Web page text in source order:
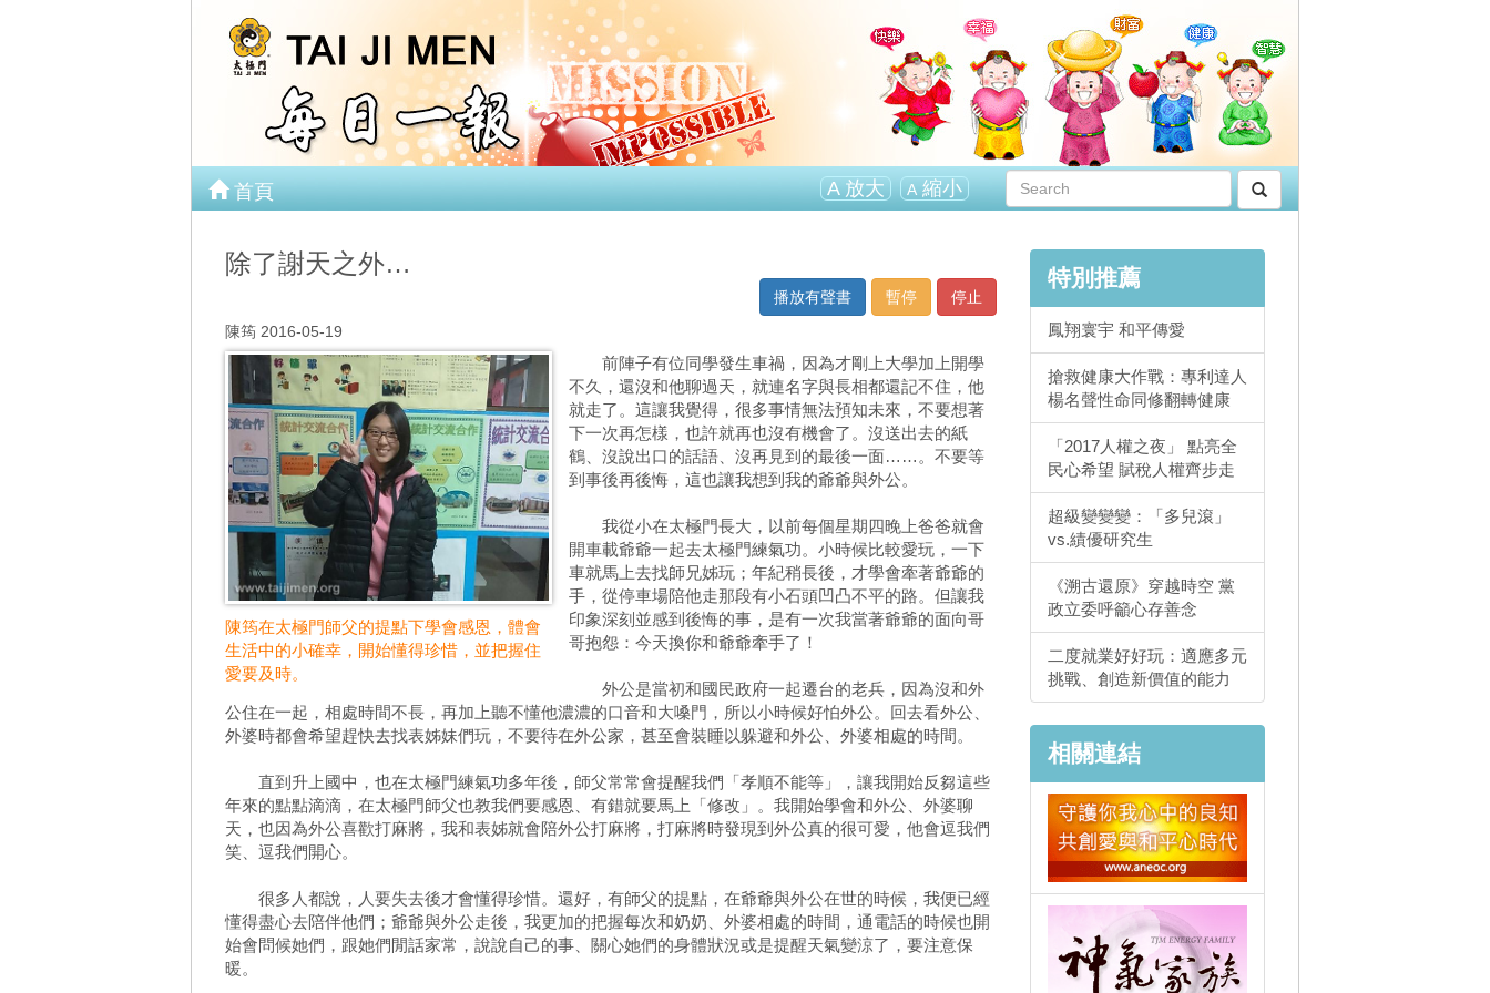
首頁 A放大 A 縮小
除了謝天之外…
停止
暫停
播放有聲書
陳筠 2016-05-19
陳筠在太極門師父的提點下學會感恩，體會
生活中的小確幸，開始懂得珍惜，並把握住
愛要及時。
前陣子有位同學發生車禍，因為才剛上大學加上開學
不久，還沒和他聊過天，就連名字與長相都還記不住，他
就走了。這讓我覺得，很多事情無法預知未來，不要想著
下一次再怎樣，也許就再也沒有機會了。沒送出去的紙
鶴、沒說出口的話語、沒再見到的最後一面……。不要等
到事後再後悔，這也讓我想到我的爺爺與外公。
我從小在太極門長大，以前每個星期四晚上爸爸就會
開車載爺爺一起去太極門練氣功。小時候比較愛玩，一下
車就馬上去找師兄姊玩；年紀稍長後，才學會牽著爺爺的
手，從停車場陪他走那段有小石頭凹凸不平的路。但讓我
印象深刻並感到後悔的事，是有一次我當著爺爺的面向哥
哥抱怨：今天換你和爺爺牽手了！
外公是當初和國民政府一起遷台的老兵，因為沒和外
公住在一起，相處時間不長，再加上聽不懂他濃濃的口音和大嗓門，所以小時候好怕外公。回去看外公、
外婆時都會希望趕快去找表姊妹們玩，不要待在外公家，甚至會裝睡以躲避和外公、外婆相處的時間。
直到升上國中，也在太極門練氣功多年後，師父常常會提醒我們「孝順不能等」，讓我開始反芻這些
年來的點點滴滴，在太極門師父也教我們要感恩、有錯就要馬上「修改」。我開始學會和外公、外婆聊
天，也因為外公喜歡打麻將，我和表姊就會陪外公打麻將，打麻將時發現到外公真的很可愛，他會逗我們
笑、逗我們開心。
很多人都說，人要失去後才會懂得珍惜。還好，有師父的提點，在爺爺與外公在世的時候，我便已經
懂得盡心去陪伴他們；爺爺與外公走後，我更加的把握每次和奶奶、外婆相處的時間，通電話的時候也開
始會問候她們，跟她們閒話家常，說說自己的事、關心她們的身體狀況或是提醒天氣變涼了，要注意保
暖。
特別推薦
鳳翔寰宇 和平傳愛
搶救健康大作戰：專利達人
楊名聲性命同修翻轉健康
「2017人權之夜」 點亮全
民心希望 賦稅人權齊步走
超級變變變：「多兒滾」
vs.績優研究生
《溯古還原》穿越時空 黨
政立委呼籲心存善念
二度就業好好玩：適應多元
挑戰、創造新價值的能力
相關連結